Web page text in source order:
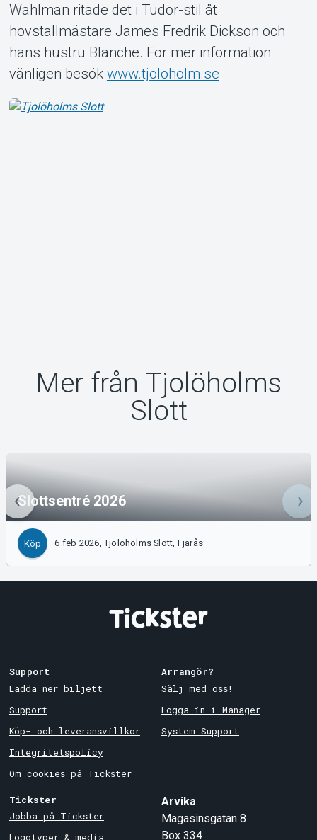
Wahlman ritade det i Tudor-stil åt
hovstallmästare James Fredrik Dickson och
hans hustru Blanche. För mer information
vänligen besök www.tjoloholm.se
Mer från Tjolöholms
Slott
Slottsentré 2026
Köp 6 feb 2026, Tjolöholms Slott, Fjärås
Support
Ladda ner biljett
Support
Köp- och leveransvillkor
Integritetspolicy
Om cookies på Tickster
Arrangör?
Sälj med oss!
Logga in i Manager
System Support
Tickster
Jobba på Tickster
Logotyper & media
Arvika
Magasinsgatan 8
Box 334